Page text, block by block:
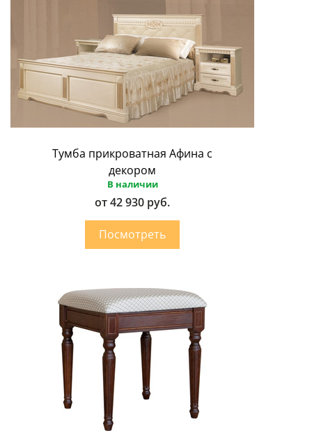
Тумба прикроватная Афина с
декором
В наличии
от 42 930 руб.